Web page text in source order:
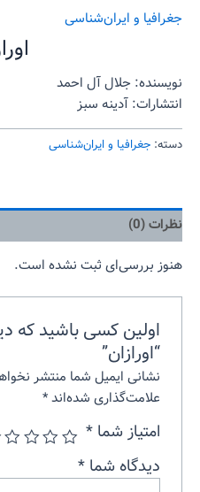
جغرافیا و ایران‌شناسی
نویسنده: جلال آل احمد
انتشارات: آدینه سبز
دسته: جغرافیا و ایران‌شناسی
نظرات (0)
هنوز بررسی‌ای ثبت نشده است.
اولین کسی باشید که
“اورازان”
نشانی ایمیل شما منتشر
علامت‌گذاری شده‌اند*
امتیاز شما*
دیدگاه شما*